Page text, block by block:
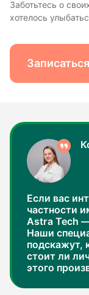
Заботьтесь о
хотелось
Если вас
частности
Astra Tech
Наши
подскажут,
стоит ли
этого